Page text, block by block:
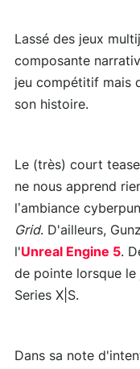
Lassé des jeux
composante
jeu compétitif mais
son histoire.
Le (très) court
ne nous apprend
l’ambiance
Grid. D'ailleurs,
l'Unreal Engine 5.
de pointe lorsque
Series X|S.
Dans sa note